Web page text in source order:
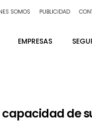
SOMOS PUBLICIDAD
EMPRESAS
de